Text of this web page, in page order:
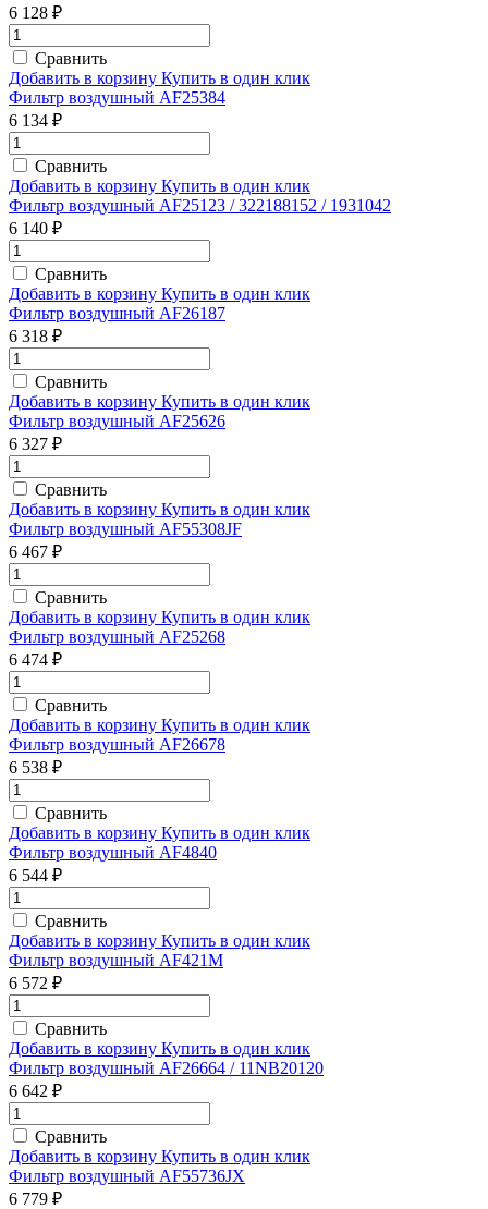
6 128 ₽
Сравнить
Добавить в корзину Купить в один клик
Фильтр воздушный AF25384
6 134 ₽
Сравнить
Добавить в корзину Купить в один клик
Фильтр воздушный AF25123 / 322188152 / 1931042
6 140 ₽
Сравнить
Добавить в корзину Купить в один клик
Фильтр воздушный AF26187
6 318 ₽
Сравнить
Добавить в корзину Купить в один клик
Фильтр воздушный AF25626
6 327 ₽
Сравнить
Добавить в корзину Купить в один клик
Фильтр воздушный AF55308JF
6 467 ₽
Сравнить
Добавить в корзину Купить в один клик
Фильтр воздушный AF25268
6 474 ₽
Сравнить
Добавить в корзину Купить в один клик
Фильтр воздушный AF26678
6 538 ₽
Сравнить
Добавить в корзину Купить в один клик
Фильтр воздушный AF4840
6 544 ₽
Сравнить
Добавить в корзину Купить в один клик
Фильтр воздушный AF421M
6 572 ₽
Сравнить
Добавить в корзину Купить в один клик
Фильтр воздушный AF26664 / 11NB20120
6 642 ₽
Сравнить
Добавить в корзину Купить в один клик
Фильтр воздушный AF55736JX
6 779 ₽